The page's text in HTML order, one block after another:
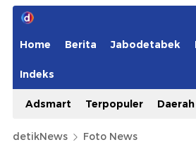
Home Berita Jabodetabek
Indeks
Adsmart Terpopuler Daerah
detikNews Foto News